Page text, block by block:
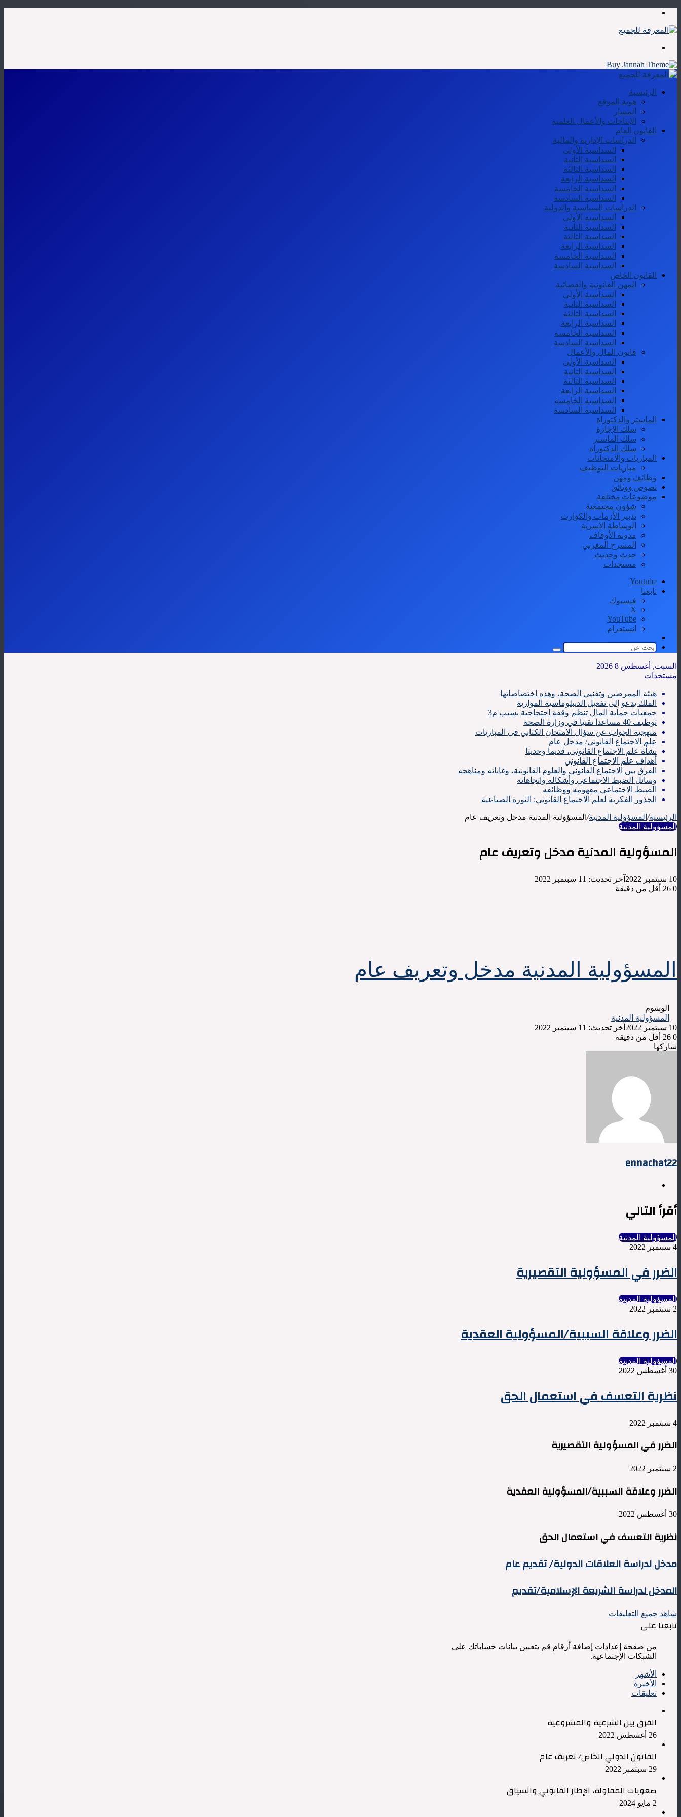
الرئيسية
هوية الموقع
المسار
الإنتاجات والأعمال العلمية
القانون العام
الدراسات الإدارية والمالية
السداسية الأولى
السداسية الثانية
السداسية الثالثة
السداسية الرابعة
السداسية الخامسة
السداسية السادسة
الدراسات السياسية والدولية
السداسية الأولى
السداسية الثانية
السداسية الثالثة
السداسية الرابعة
السداسية الخامسة
السداسية السادسة
القانون الخاص
المهن القانونية والقضائية
السداسية الأولى
السداسية الثانية
السداسية الثالثة
السداسية الرابعة
السداسية الخامسة
السداسية السادسة
قانون المال والأعمال
السداسية الأولى
السداسية الثانية
السداسية الثالثة
السداسية الرابعة
السداسية الخامسة
السداسية السادسة
الماستر والدكتوراة
سلك الإجازة
سلك الماستر
سلك الدكتوراه
المباريات والامتحانات
مباريات التوظيف
وظائف ومهن
نصوص ووثائق
موضوعات مختلفة
شؤون مجتمعية
تدبير الأزمات والكوارث
الوساطة الأسرية
مدونة الأوقاف
المسرح المغربي
حدث وحديث
مستجدات
Youtube
تابعنا
فيسبوك
‫X
‫YouTube
انستقرام
المظلم
بحث
السبت, أغسطس 8 2026
مستجدات
هيئة الممرضين وتقنيي الصحة، وهذه اختصاصاتها
الملك يدعو إلى تفعيل الديبلوماسية الموازية
جمعيات حماية المال تنظم وقفة احتجاجية بسبب م3
توظيف 40 مساعدا تقنيا في وزارة الصحة
منهجية الجواب عن سؤال الامتحان الكتابي في المباريات
علم الاجتماع القانوني/ مدخل عام
نشأة علم الاجتماع القانوني، قديما وحديثا
أهداف علم الاجتماع القانوني
الفرق بين الاجتماع القانوني والعلوم القانونية، وغاياته ومناهجه
وسائل الضبط الاجتماعي وأشكاله واتجاهاته
الضبط الاجتماعي مفهومه ووظائفه
الجذور الفكرية لعلم الاجتماع القانوني: الثورة الصناعية
الرئيسية/ المسؤولية المدنية/ المسؤولية المدنية مدخل وتعريف عام
المسؤولية المدنية
المسؤولية المدنية مدخل وتعريف عام
10 سبتمبر 2022
آخر تحديث: 11 سبتمبر 2022
0
أقل من دقيقة
المسؤولية المدنية مدخل وتعريف عام
الوسوم
المسؤولية المدنية
10 سبتمبر 2022
آخر تحديث: 11 سبتمبر 2022
0
أقل من دقيقة
فيسبوك
‫X
لينكدإن
شاركها
ennachat22
أقرأ التالي
المسؤولية المدنية
4 سبتمبر 2022
الضرر في المسؤولية التقصيرية
المسؤولية المدنية
2 سبتمبر 2022
الضرر وعلاقة السببية/المسؤولية العقدية
المسؤولية المدنية
30 أغسطس 2022
نظرية التعسف في استعمال الحق
4 سبتمبر 2022
الضرر في المسؤولية التقصيرية
2 سبتمبر 2022
الضرر وعلاقة السببية/المسؤولية العقدية
30 أغسطس 2022
نظرية التعسف في استعمال الحق
مدخل
لدراسة
الدولية/
عام
مدخل لدراسة العلاقات الدولية/ تقديم عام
المدخل
لدراسة
الإسلامية/
تقديم
المدخل لدراسة الشريعة الإسلامية/تقديم
شاهد جميع التعليقات
تابعنا على
من صفحة إعدادات إضافة أرقام قم بتعيين بيانات حساباتك على
الشبكات الإجتماعية.
الأشهر
الأخيرة
تعليقات
الفرق بين الشرعية والمشروعية
26 أغسطس 2022
القانون الدولي الخاص/ تعريف عام
29 سبتمبر 2022
صعوبات المقاولة، الإطار القانوني والسياق
2 مايو 2024